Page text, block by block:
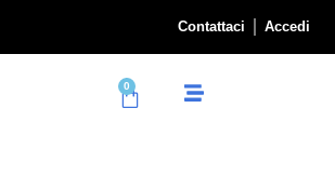
Contattaci Accedi
0